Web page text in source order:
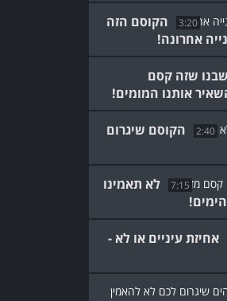
3:20
הקוסם הזה
אחרונה!
שזה קסם
אותנו המומים!
2:40
הקוסם שיגרום
7:15
לא תאמינו
אחיזת עיניים או לא -